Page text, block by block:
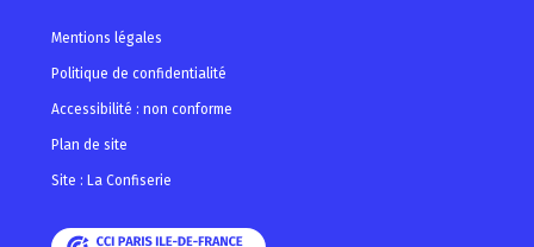
Mentions légales
Politique de confidentialité
Accessibilité : non conforme
Plan de site
Site : La Confiserie